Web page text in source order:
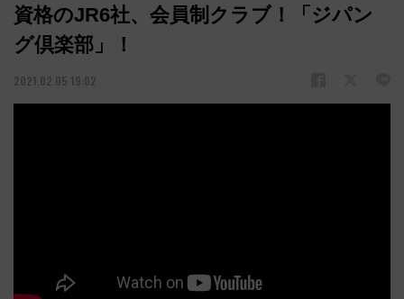
資格のJR6社、会員制クラブ！「ジパン
グ倶楽部」！
2021.02.05 19:02